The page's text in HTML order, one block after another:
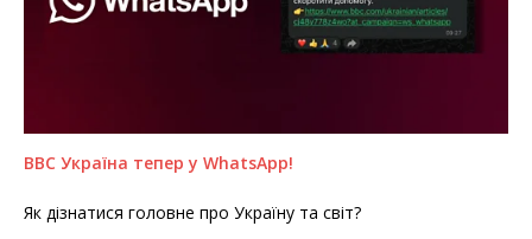
BBC Україна тепер у WhatsApp!
Як дізнатися головне про Україну та світ?